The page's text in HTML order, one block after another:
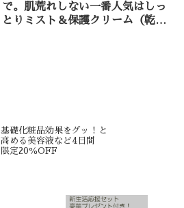
で。肌荒れしない一番人気はしっ
とりミスト＆保護クリーム（乾燥
基礎化粧品効果をグッ！と
高める美容液など4日間
限定20％OFF